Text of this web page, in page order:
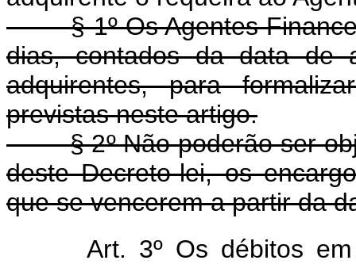
§ 1º Os Agentes
dias, contados da data de
adquirentes, para
previstas neste artigo.
§ 2º Não poderão ser
deste Decreto-lei, os
que se vencerem a partir da
Art. 3º Os débitos